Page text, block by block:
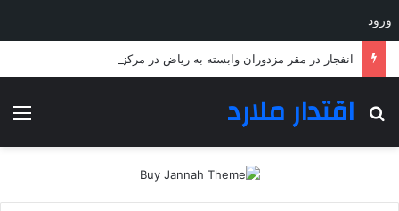
ورود
انفجار در مقر مزدوران وابسته به ریاض در مرکز و شرق یمن
اقتدار ملارد
جستجو برای